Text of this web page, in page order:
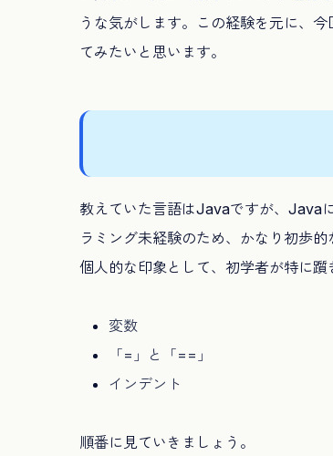
うな気がします。この経験を元に、
てみたいと思います。
教えていた言語はJavaですが、Java
ラミング未経験のため、かなり初歩的
個人的な印象として、初学者が特に躓
変数
「=」と「==」
インデント
順番に見ていきましょう。